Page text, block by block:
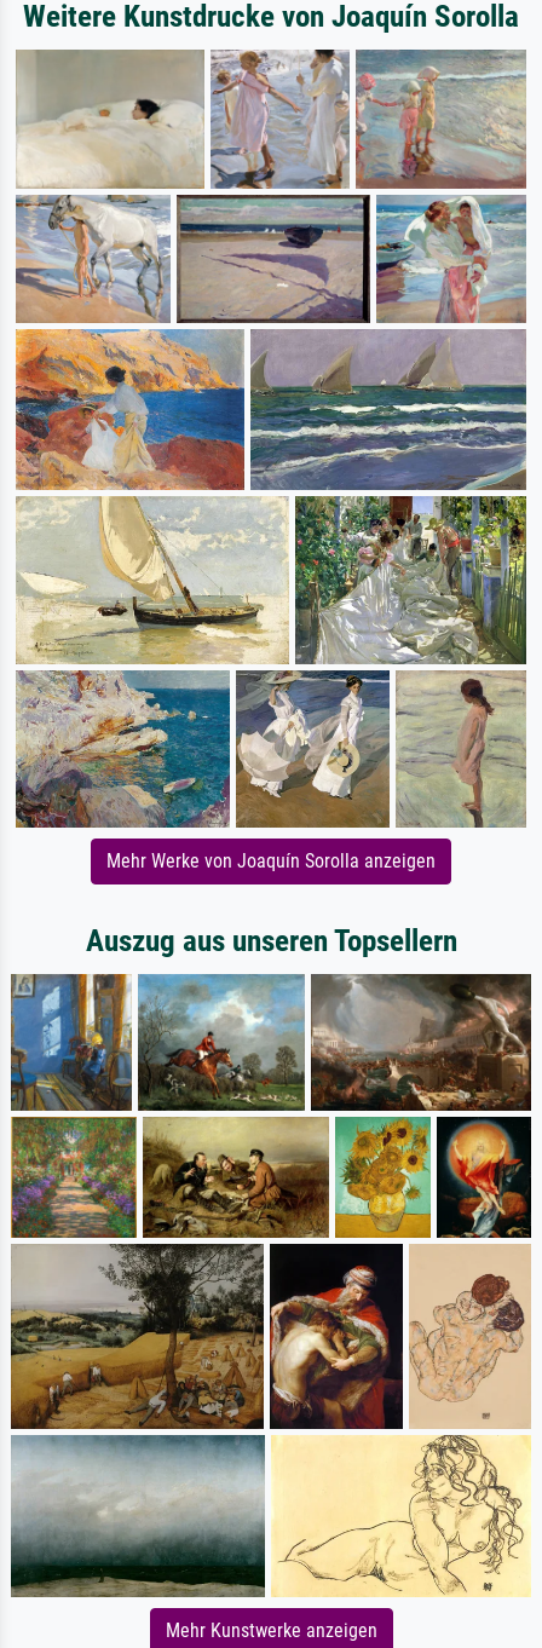
Weitere Kunstdrucke von Joaquín Sorolla
Mehr Werke von Joaquín Sorolla anzeigen
Auszug aus unseren Topsellern
Mehr Kunstwerke anzeigen